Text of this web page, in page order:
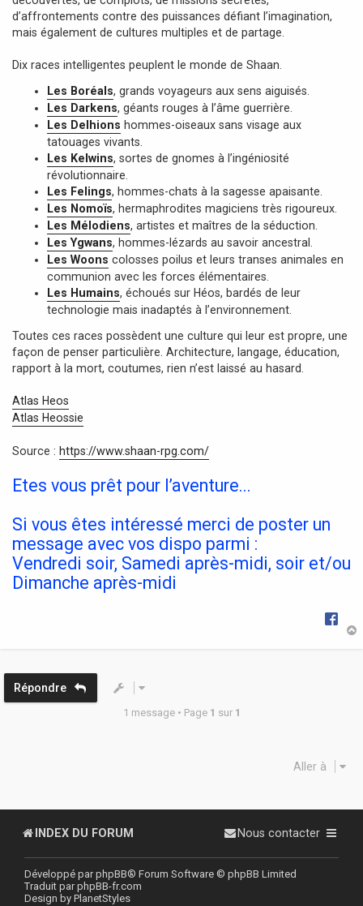
d’affrontements contre des puissances défiant l’imagination,
mais également de cultures multiples et de partage.
Dix races intelligentes peuplent le monde de Shaan.
Les Boréals, grands voyageurs aux sens aiguisés.
Les Darkens, géants rouges à l’âme guerrière.
Les Delhions hommes-oiseaux sans visage aux
tatouages vivants.
Les Kelwins, sortes de gnomes à l’ingéniosité
révolutionnaire.
Les Felings, hommes-chats à la sagesse apaisante.
Les Nomoïs, hermaphrodites magiciens très rigoureux.
Les Mélodiens, artistes et maîtres de la séduction.
Les Ygwans, hommes-lézards au savoir ancestral.
Les Woons colosses poilus et leurs transes animales en
communion avec les forces élémentaires.
Les Humains, échoués sur Héos, bardés de leur
technologie mais inadaptés à l’environnement.
Toutes ces races possèdent une culture qui leur est propre, une
façon de penser particulière. Architecture, langage, éducation,
rapport à la mort, coutumes, rien n’est laissé au hasard.
Atlas Heos
Atlas Heossie
Source : https://www.shaan-rpg.com/
Etes vous prêt pour l’aventure...
Si vous êtes intéressé merci de poster un
message avec vos dispo parmi :
Vendredi soir, Samedi après-midi, soir et/ou
Dimanche après-midi
Répondre
1 message • Page 1 sur 1
Aller à
INDEX DU FORUM Nous contacter
Développé parphpBB® Forum Software © phpBB Limited
Traduit parphpBB-fr.com
Design by PlanetStyles